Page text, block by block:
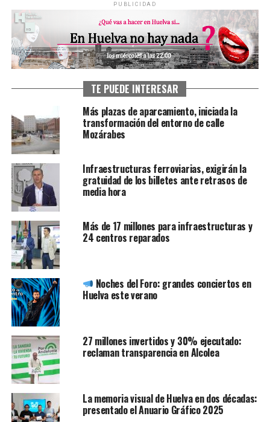
PUBLICIDAD
TE PUEDE INTERESAR
Más plazas de aparcamiento, iniciada la
transformación del entorno de calle
Mozárabes
Infraestructuras ferroviarias, exigirán la
gratuidad de los billetes ante retrasos de
media hora
Más de 17 millones para infraestructuras y
24 centros reparados
Noches del Foro: grandes conciertos en
Huelva este verano
27 millones invertidos y 30% ejecutado:
reclaman transparencia en Alcolea
La memoria visual de Huelva en dos décadas:
presentado el Anuario Gráfico 2025